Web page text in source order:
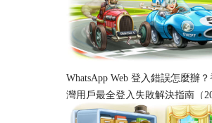
WhatsApp Web 登入錯誤怎麼辦
灣用戶最全登入失敗解決指南（
新）